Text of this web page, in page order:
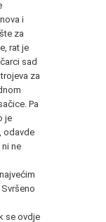
i
za
rat je
sad
za
Pa
je
odavde
ne
se ovdje